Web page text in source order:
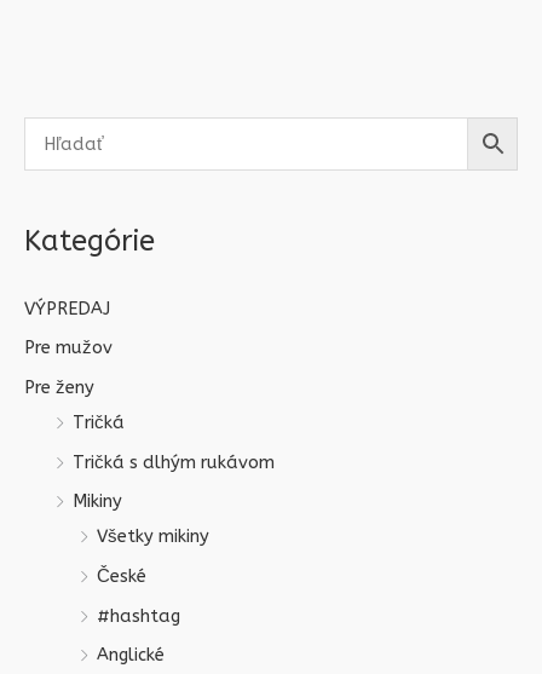
Kategórie
VÝPREDAJ
Pre mužov
Pre ženy
Tričká
Tričká s dlhým rukávom
Mikiny
Všetky mikiny
České
#hashtag
Anglické